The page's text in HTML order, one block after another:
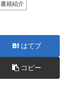
書籍紹介
はてブ
コピー